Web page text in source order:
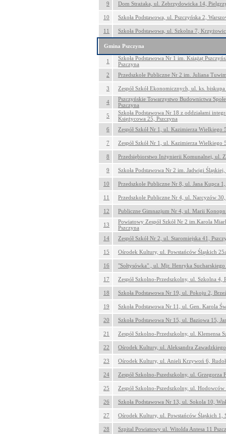
9 Dom Strażaka, ul. Zebrzydowicka 14,
10 Szkoła Podstawowa, ul. Pszczyńska 2,
11 Szkoła Podstawowa, ul. Szkolna 7,
Gmina Pszczyna
1
Szkoła Podstawowa Nr 1 im. Książąt
Pszczyna
2
Przedszkole Publiczne Nr 2 im. Juliana
3 Zespół Szkół Ekonomicznych, ul. ks.
4
Pszczyńskie Towarzystwo Budownictwa
Pszczyna
5
Szkoła Podstawowa Nr 18 z oddziałami
Księżycowa 25, Pszczyna
6
Zespół Szkół Nr 1, ul. Kazimierza Wielkiego
7 Zespół Szkół Nr 1, ul. Kazimierza Wielkiego
8 Przedsiębiorstwo Inżynierii Komunalnej, ul.
9 Szkoła Podstawowa Nr 2 im. Jadwigi
10 Przedszkole Publiczne Nr 8, ul. Jana Kupca 1,
11 Przedszkole Publiczne Nr 4, ul. Narcyzów 30,
12 Publiczne Gimnazjum Nr 4, ul. Marii
13
Powiatowy Zespół Szkół Nr 2 im.Karola
Pszczyna
14
Zespół Szkół Nr 2, ul. Staromiejska 41,
15 Ośrodek Kultury, ul. Powstańców Śląskich
16 "Sołtysówka" , ul. Mjr. Henryka Sucharskiego
17 Zespół Szkolno-Przedszkolny, ul. Szkolna 4,
18 Szkoła Podstawowa Nr 19, ul. Pokoju 2,
19 Szkoła Podstawowa Nr 11, ul. Gen. Karola
20 Szkoła Podstawowa Nr 15, ul. Baziowa 15,
21 Zespół Szkolno-Przedszkolny, ul. Klemensa
22 Ośrodek Kultury, ul. Aleksandra
23 Ośrodek Kultury, ul. Anieli Krzywoń 6,
24 Zespół Szkolno-Pszedszkolny, ul. Grzegorza
25 Zespół Szkolno-Pszedszkolny, ul. Hodowców
26 Szkoła Podstawowa Nr 13, ul. Sokola 10,
27 Ośrodek Kultury, ul. Powstańców Śląskich 1,
28 Szpital Powiatowy ul. Witolda Antesa 11